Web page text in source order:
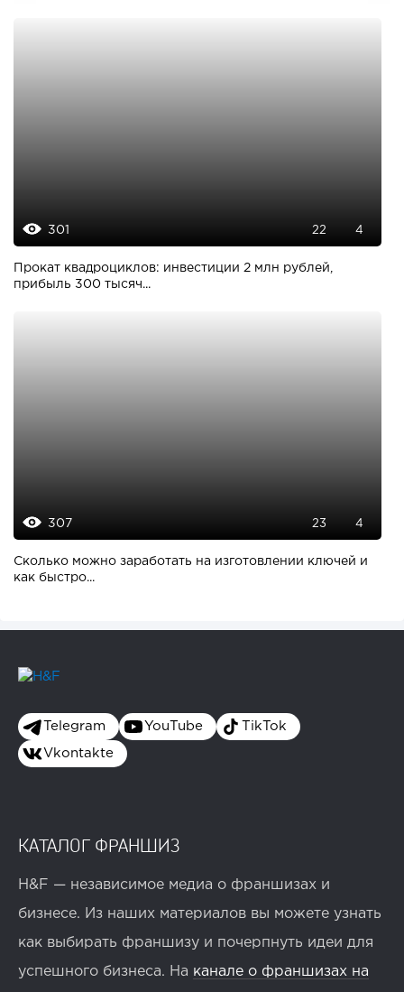
301 22 4
Прокат квадроциклов: инвестиции 2 млн рублей,
прибыль 300 тысяч...
307 23 4
Сколько можно заработать на изготовлении ключей и
как быстро...
Telegram YouTube TikTok
Vkontakte
КАТАЛОГ ФРАНШИЗ
H&F — независимое медиа о франшизах и
бизнесе. Из наших материалов вы можете узнать
как выбирать франшизу и почерпнуть идеи для
успешного бизнеса. На канале о франшизах на